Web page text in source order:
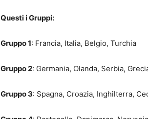
Questi i Gruppi:
Gruppo 1: Francia, Italia, Belgio, Turchia
Gruppo 2: Germania, Olanda, Serbia,
Gruppo 3: Spagna, Croazia, Inghilterra,